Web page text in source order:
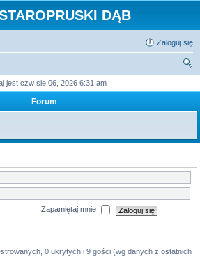
DĄB
Zaloguj się
jest czw sie 06, 2026 6:31 am
Forum
Zapamiętaj mnie
0 ukrytych i 9 gości (wg danych z ostatnich